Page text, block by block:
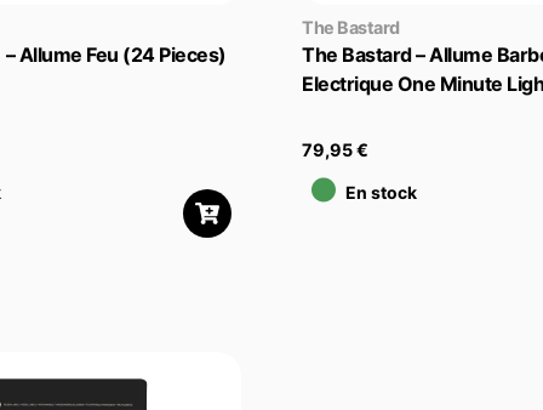
Allume Feu (24 Pieces)
The Bastard
The Bastard – Allume
Electrique One Minute
79,95€
•En stock